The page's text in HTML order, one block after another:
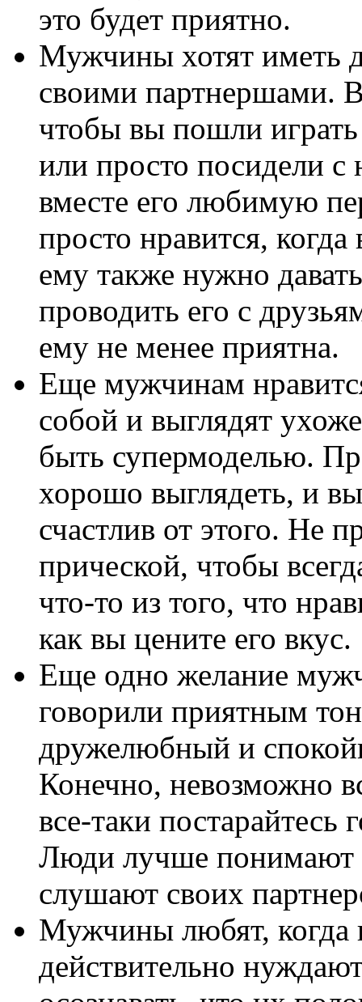
это будет приятно.
Мужчины хотят иметь
своими партнершами.
чтобы вы пошли
или просто посидели
вместе его любимую
просто нравится,
ему также нужно
проводить его с
ему не менее приятна.
Еще мужчинам
собой и выглядят
быть супермоделью.
хорошо выглядеть, и
счастлив от этого. Не
прической, чтобы
что-то из того, что
как вы цените его вкус.
Еще одно желание
говорили приятным
дружелюбный и
Конечно, невозможно
все-таки постарайтесь
Люди лучше понимают
слушают своих
Мужчины любят, когда
действительно